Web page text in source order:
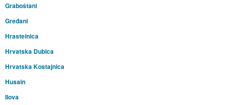
Graboštani
Gređani
Hrastelnica
Hrvatska Dubica
Hrvatska Kostajnica
Husain
Ilova